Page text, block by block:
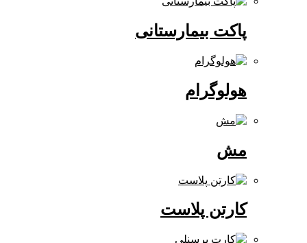
پاکت بیمارستانی
هولوگرام
کارتن پلاست